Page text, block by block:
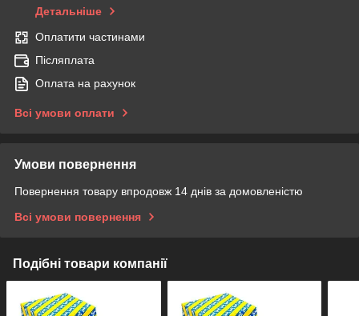
Детальніше
Оплатити частинами
Післяплата
Оплата на рахунок
Всі умови оплати
Умови повернення
Повернення товару впродовж 14 днів за домовленістю
Всі умови повернення
Подібні товари компанії